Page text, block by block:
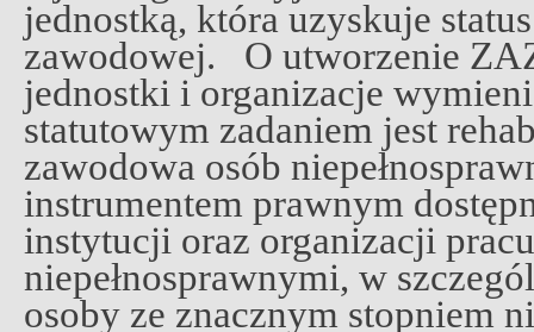
jednostką, która uzyskuje
zawodowej. O utworzenie
jednostki i organizacje
statutowym zadaniem jest
zawodowa osób
instrumentem prawnym
instytucji oraz organizacji
niepełnosprawnymi, w
osoby ze znacznym stopniem